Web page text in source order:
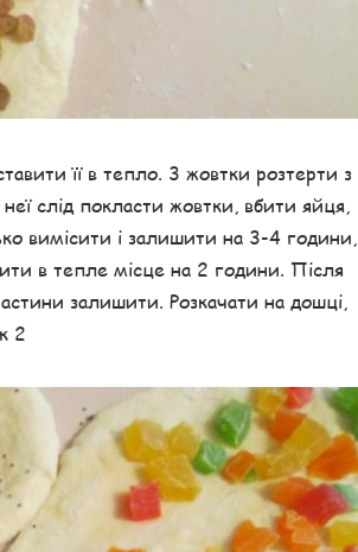
її в тепло. 3 жовтки розтерти з
слід покласти жовтки, вбити яйця,
вимісити і залишити на 3-4 години,
в тепле місце на 2 години. Після
залишити. Розкачати на дошці,
2